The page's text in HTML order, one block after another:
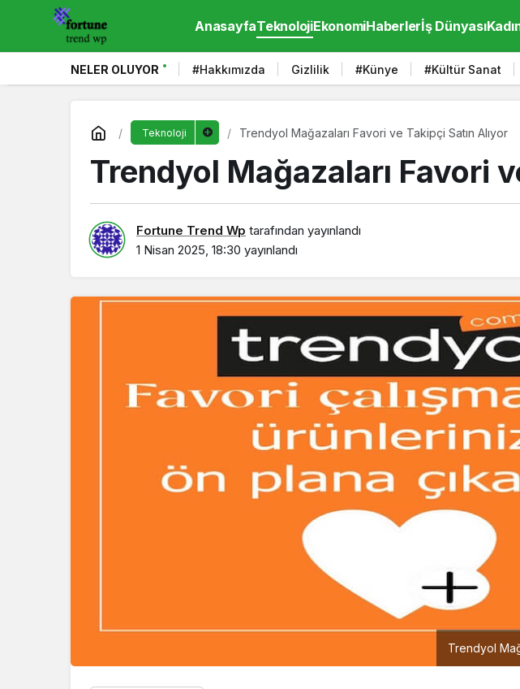
AnasayfaTeknolojiEkonomiHaberlerİş Dünyası
NELER OLUYOR #Hakkımızda Gizlilik #Künye #Kültür Sanat
Teknoloji Trendyol Mağazaları Favori ve Takipçi Satın Alıyor
Trendyol Mağazaları Favori
Fortune Trend Wp tarafından yayınlandı
1 Nisan 2025, 18:30 yayınlandı
Trendyol